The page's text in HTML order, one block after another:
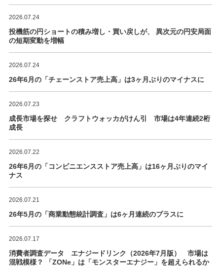
2026.07.24
投機筋の円ショートの積み増し・買い戻しが、 異次元の円安局面
の短期変動を増幅
2026.07.24
26年6月の「チェーンストア売上高」は3ヶ月ぶりのマイナスに
2026.07.23
成長市場を探せ クラフトウォッカがけん引 市場は4年連続2桁
成長
2026.07.22
26年6月の「コンビニエンスストア売上高」は16ヶ月ぶりのマイ
ナス
2026.07.21
26年5月の「商業動態統計調査」は6ヶ月連続のプラスに
2026.07.17
消費者調査データ エナジードリンク（2026年7月版） 市場は
混戦模様？ 「ZONe」は「モンスターエナジー」を超えられるか